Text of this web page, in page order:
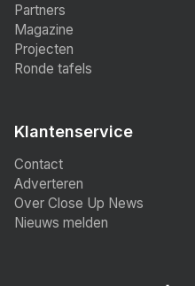
Partners
Magazine
Projecten
Ronde tafels
Klantenservice
Contact
Adverteren
Over Close Up News
Nieuws melden